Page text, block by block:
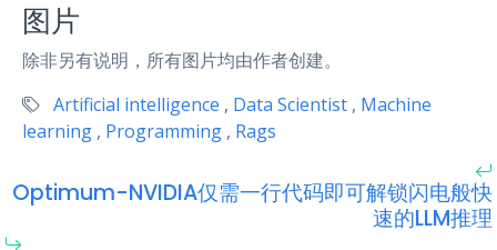
图片
除非另有说明，所有图片均由作者创建。
Artificial intelligence , Data Scientist , Machine
learning , Programming , Rags
Optimum-NVIDIA仅需一行代码即可解锁闪电般快
速的LLM推理